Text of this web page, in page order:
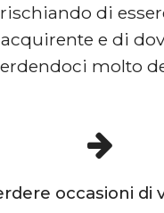
di
e di
molto
occasioni di